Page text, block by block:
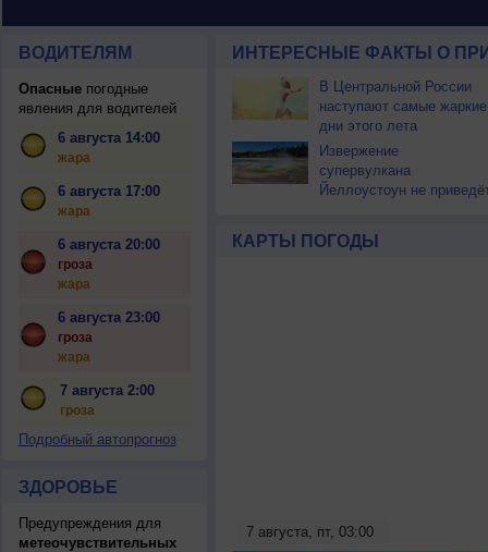
ВОДИТЕЛЯМ
Опасныепогодные
явления для водителей
6 августа 14:00
жара
6 августа 17:00
жара
6 августа 20:00
гроза
жара
6 августа 23:00
гроза
жара
7 августа 2:00
гроза
Подробный автопрогноз
ЗДОРОВЬЕ
Предупреждения для
метеочувствительных
ИНТЕРЕСНЫЕ ФАКТЫ О
В Центральной России
наступают самые жаркие
дни этого лета
Извержение
супервулкана
Йеллоустоун не
КАРТЫ ПОГОДЫ